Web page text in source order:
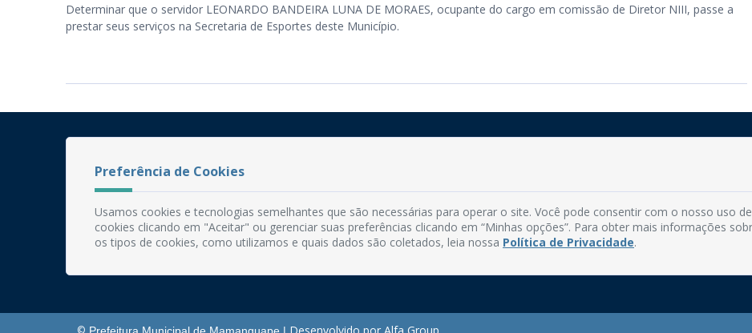
Determinar que o servidor LEONARDO BANDEIRA LUNA DE MORAES, ocupante do cargo em comissão de Diretor NIII, passe a
prestar seus serviços na Secretaria de Esportes deste Município.
CEP: 58.280-000 - Mamanguape/PB
Fone: (83) 3292-2246
Email: comunicacao@mamanguape.pb.gov.br
Expediente: Segunda à Sexta, das 08h às 13h
© Prefeitura Municipal de Mamanguape | Desenvolvido por Alfa Group
Preferência de Cookies
Usamos cookies e tecnologias semelhantes que são necessárias para operar o site. Você pode consentir com o nosso uso de
cookies clicando em "Aceitar" ou gerenciar suas preferências clicando em “Minhas opções”. Para obter mais informações
os tipos de cookies, como utilizamos e quais dados são coletados, leia nossa Política de Privacidade.